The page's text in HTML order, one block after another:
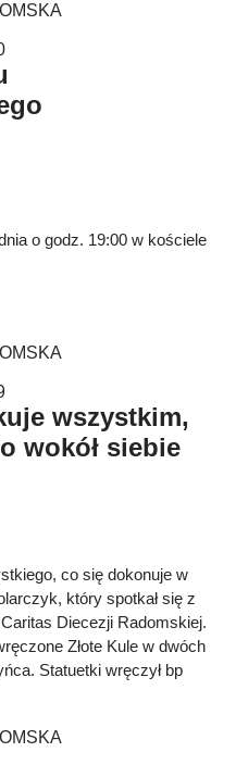
o godz. 19:00 w kościele
wszystkim,
wokół siebie
co się dokonuje w
który spotkał się z
Diecezji Radomskiej.
Złote Kule w dwóch
Statuetki wręczył bp